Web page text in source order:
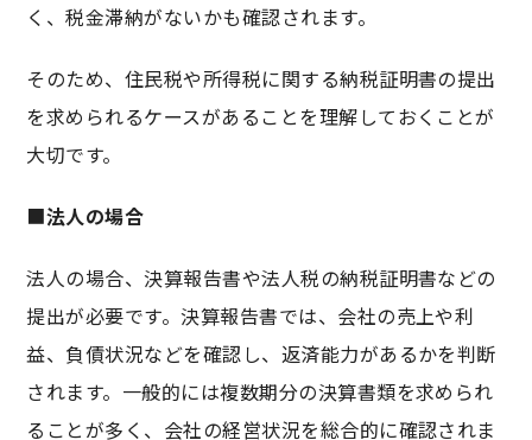
く、税金滞納がないかも確認されます。
そのため、住民税や所得税に関する納税証明書の提出
を求められるケースがあることを理解しておくことが
大切です。
■法人の場合
法人の場合、決算報告書や法人税の納税証明書などの
提出が必要です。決算報告書では、会社の売上や利
益、負債状況などを確認し、返済能力があるかを判断
されます。一般的には複数期分の決算書類を求められ
ることが多く、会社の経営状況を総合的に確認されま